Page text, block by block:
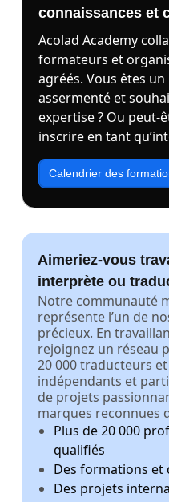
connaissances et
Acolad Academy
formateurs et
agréés. Vous êtes
assermenté et
expertise ? Ou peut-
inscrire en tant
Calendrier des
Aimeriez-vous
interprète ou
Notre communauté
représente l’un de
précieux. En
rejoignez un réseau
20 000 traducteurs
indépendants et
de projets
marques reconnues
Plus de 20 000
qualifiés
Des formations et
Des projets